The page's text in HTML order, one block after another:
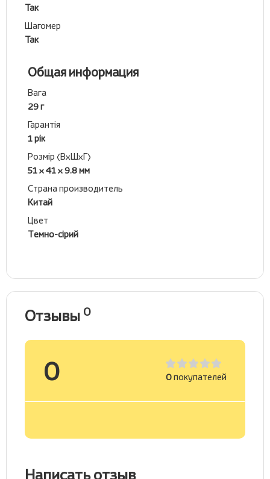
Так
Шагомер
Так
Общая информация
Вага
29 г
Гарантія
1 рік
Розмір (ВхШхГ)
51 x 41 x 9.8 мм
Страна производитель
Китай
Цвет
Темно-сірий
Отзывы 0
0 0покупателей
Написать отзыв